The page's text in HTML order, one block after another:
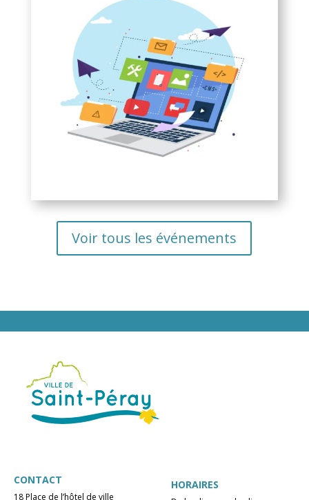
Voir tous les événements
CONTACT
18 Place de l’hôtel de ville
HORAIRES